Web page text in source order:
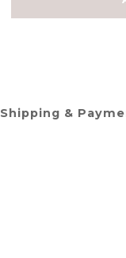
Shipping &